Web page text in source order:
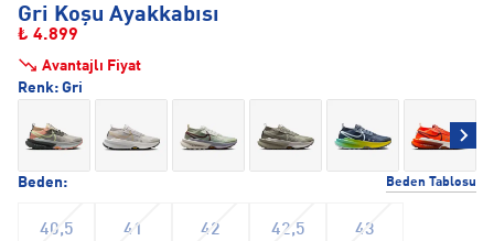
Gri Koşu Ayakkabısı
₺ 4.899
Avantajlı Fiyat
Beden: Beden Tablosu
40,5 41 42 42,5 43
Renk: Gri